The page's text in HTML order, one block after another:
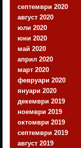
септември 2020
август 2020
юли 2020
юни 2020
май 2020
април 2020
март 2020
февруари 2020
януари 2020
декември 2019
ноември 2019
октомври 2019
септември 2019
август 2019